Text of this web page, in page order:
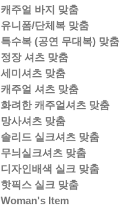
캐주얼 바지 맞춤
유니폼/단체복 맞춤
특수복 (공연 무대복) 맞춤
정장 셔츠 맞춤
세미셔츠 맞춤
캐주얼 셔츠 맞춤
화려한 캐주얼셔츠 맞춤
망사셔츠 맞춤
솔리드 실크셔츠 맞춤
무늬실크셔츠 맞춤
디자인배색 실크 맞춤
핫픽스 실크 맞춤
Woman's Item